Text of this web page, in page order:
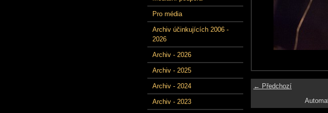
Pro média
Archiv účinkujících 2006 -
2026
Archiv - 2026
Archiv - 2025
Archiv - 2024
Archiv - 2023
← Předchozí